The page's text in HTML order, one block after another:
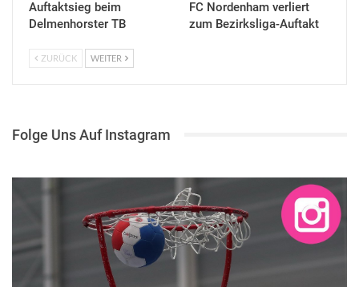
Auftaktsieg beim
Delmenhorster TB
FC Nordenham verliert
zum Bezirksliga-Auftakt
ZURÜCK WEITER
Folge Uns Auf Instagram